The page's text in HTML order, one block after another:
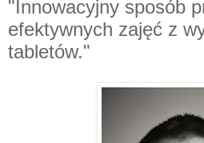
"Innowacyjny sposób
efektywnych zajęć z
tabletów."